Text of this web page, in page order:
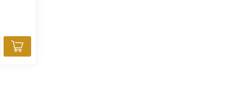
Toevoegen aan winkelwagen